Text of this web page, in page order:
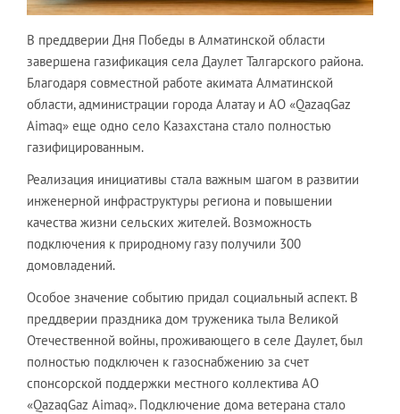
В преддверии Дня Победы в Алматинской области
завершена газификация села Даулет Талгарского района.
Благодаря совместной работе акимата Алматинской
области, администрации города Алатау и АО «QazaqGaz
Aimaq» еще одно село Казахстана стало полностью
газифицированным.
Реализация инициативы стала важным шагом в развитии
инженерной инфраструктуры региона и повышении
качества жизни сельских жителей. Возможность
подключения к природному газу получили 300
домовладений.
Особое значение событию придал социальный аспект. В
преддверии праздника дом труженика тыла Великой
Отечественной войны, проживающего в селе Даулет, был
полностью подключен к газоснабжению за счет
спонсорской поддержки местного коллектива АО
«QazaqGaz Aimaq». Подключение дома ветерана стало